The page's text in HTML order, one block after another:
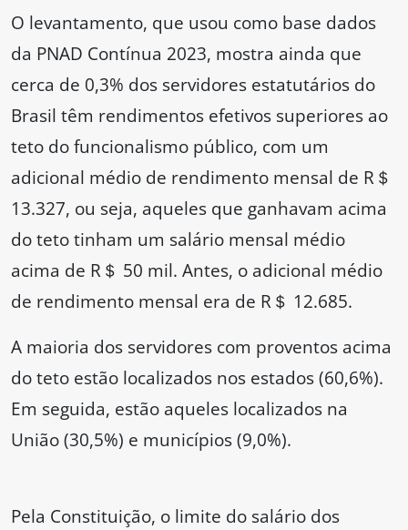
O levantamento, que usou como base dados
da PNAD Contínua 2023, mostra ainda que
cerca de 0,3% dos servidores estatutários do
Brasil têm rendimentos efetivos superiores ao
teto do funcionalismo público, com um
adicional médio de rendimento mensal de R＄
13.327, ou seja, aqueles que ganhavam acima
do teto tinham um salário mensal médio
acima de R＄ 50 mil. Antes, o adicional médio
de rendimento mensal era de R＄ 12.685.
A maioria dos servidores com proventos acima
do teto estão localizados nos estados (60,6%).
Em seguida, estão aqueles localizados na
União (30,5%) e municípios (9,0%).
Pela Constituição, o limite do salário dos